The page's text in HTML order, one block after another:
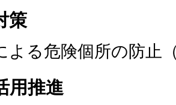
策
よる危険個所の防止
用推進